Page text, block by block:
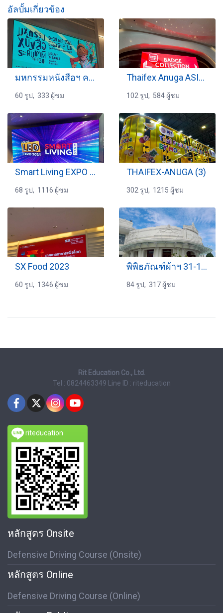
อัลบั้มเกี่ยวข้อง
มหกรรมหนังสือฯ ครั้งที่ 30
60 รูป, 333 ผู้ชม
Thaifex Anuga ASIA (1)
102 รูป, 584 ผู้ชม
Smart Living EXPO 2024
68 รูป, 1116 ผู้ชม
THAIFEX-ANUGA (3)
302 รูป, 1215 ผู้ชม
SX Food 2023
60 รูป, 1346 ผู้ชม
พิพิธภัณฑ์ผ้าฯ 31-10-2568
84 รูป, 317 ผู้ชม
Rit Education Co., Ltd.
Tel : 0824463349
Line ID : riteducation
riteducation
หลักสูตร Onsite
Defensive Driving Course (Onsite)
หลักสูตร Online
Defensive Driving Course (Online)